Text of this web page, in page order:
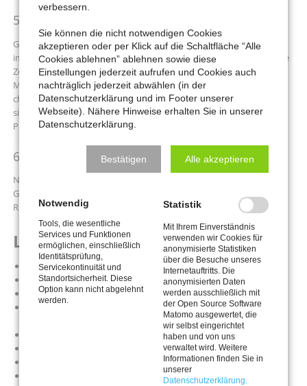
5. Tag – Zeit zur freien Verfügung
Genießen Sie einen Tag ganz nach Ihren Wünschen: Erholen Sie sich
im Hotel, besuchen Sie den Basar Khan el-Khalili, oder nutzen Sie die
Zeit für individuelle Entdeckungen – Kairo bietet unzählige
Möglichkeiten. Optional haben Sie die Möglichkeit mit uns auf den
christlichen Spuren der Stadt zu wandeln. Rund 10 % der Ägypter
sind Christen - überwiegend Kopten, aber auch Katholiken und
Protestanten.
6. Tag – Abschied von Kairo
Nach eindrucksvollen Tagen voller Kultur, Kunst , Geschichte und
Gastfreundschaft erfolgt der Transfer zum Flughafen und der
Rückflug nach Deutschland.
Leistungen
Linienflüge mit Egypt Air in Economy Klasse
Flugsteuern, Kerosin Zuschläge
Freigepäck 23 KG + 1 Handgepäckstück
5 Übernachtungen in First Class Hotel Azal Pyramids oder
Örtliche deutschsprachige Reiseführung
verbessern.
Sie können die nicht notwendigen Cookies
akzeptieren oder per Klick auf die Schaltfläche “Alle
Cookies ablehnen” ablehnen sowie diese
Einstellungen jederzeit aufrufen und Cookies auch
nachträglich jederzeit abwählen (in der
Datenschutzerklärung und im Footer unserer
Webseite). Nähere Hinweise erhalten Sie in unserer
Datenschutzerklärung.
Bestätigen Alle akzeptieren
Notwendig
Tools, die wesentliche
Services und Funktionen
ermöglichen, einschließlich
Identitätsprüfung,
Servicekontinuität und
Standortsicherheit. Diese
Option kann nicht abgelehnt
werden.
Statistik
Mit Ihrem Einverständnis
verwenden wir Cookies für
anonymisierte Statistiken
über die Besuche unseres
Internetauftritts. Die
anonymisierten Daten
werden ausschließlich mit
der Open Source Software
Matomo ausgewertet, die
wir selbst eingerichtet
haben und von uns
verwaltet wird. Weitere
Informationen finden Sie in
unserer
Datenschutzerklärung.